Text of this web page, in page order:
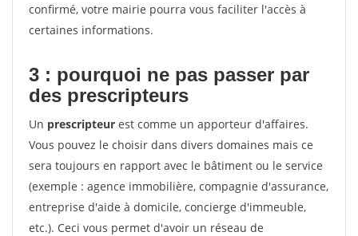
confirmé, votre mairie pourra vous faciliter l'accès à
certaines informations.
3 : pourquoi ne pas passer par
des prescripteurs
Un prescripteur est comme un apporteur d'affaires.
Vous pouvez le choisir dans divers domaines mais ce
sera toujours en rapport avec le bâtiment ou le service
(exemple : agence immobilière, compagnie d'assurance,
entreprise d'aide à domicile, concierge d'immeuble,
etc.). Ceci vous permet d'avoir un réseau de